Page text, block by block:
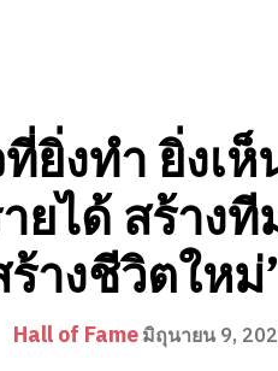
ยิ่งทำ ยิ่งเห็
ยได้ สร้างที
างชีวิตใหม่
Hall of Fameมิถุนายน 9,